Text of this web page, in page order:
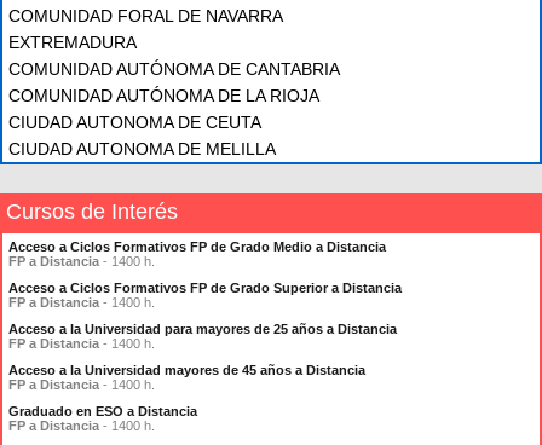
COMUNIDAD FORAL DE NAVARRA
EXTREMADURA
COMUNIDAD AUTÓNOMA DE CANTABRIA
COMUNIDAD AUTÓNOMA DE LA RIOJA
CIUDAD AUTONOMA DE CEUTA
CIUDAD AUTONOMA DE MELILLA
Cursos de Interés
Acceso a Ciclos Formativos FP de Grado Medio a Distancia
FP a Distancia - 1400 h.
Acceso a Ciclos Formativos FP de Grado Superior a Distancia
FP a Distancia - 1400 h.
Acceso a la Universidad para mayores de 25 años a Distancia
FP a Distancia - 1400 h.
Acceso a la Universidad mayores de 45 años a Distancia
FP a Distancia - 1400 h.
Graduado en ESO a Distancia
FP a Distancia - 1400 h.